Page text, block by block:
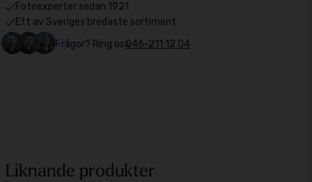
Fotoexperter sedan 1921
Ett av Sveriges bredaste sortiment
Frågor? Ring oss046-211 12 04
Liknande produkter